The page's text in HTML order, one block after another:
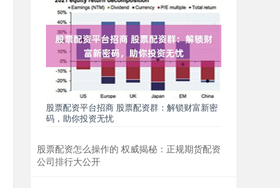
股票配资平台招商 股票配资群：解锁财富新密
码，助你投资无忧
股票配资怎么操作的 权威揭秘：正规期货配资
公司排行大公开